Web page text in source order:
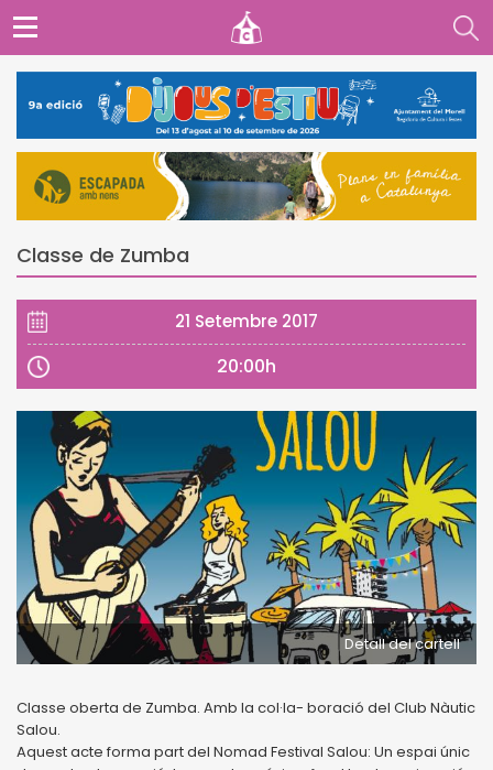
Classe de Zumba
21 Setembre 2017
20:00h
Detall del cartell
Classe oberta de Zumba. Amb la col·la- boració del Club Nàutic
Salou.
Aquest acte forma part del Nomad Festival Salou: Un espai únic